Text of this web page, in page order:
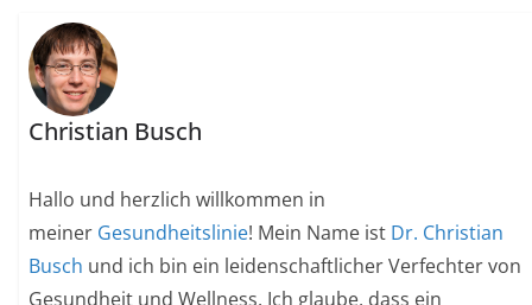
Christian Busch
Hallo und herzlich willkommen in
meiner Gesundheitslinie! Mein Name ist Dr. Christian
Busch und ich bin ein leidenschaftlicher Verfechter von
Gesundheit und Wellness. Ich glaube, dass ein